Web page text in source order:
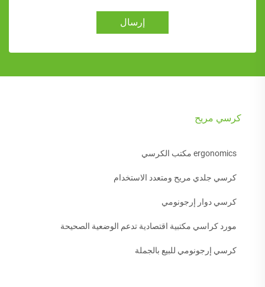
إرسال
كرسي مريح
ergonomics مكتب الكرسي
كرسي جلدي مريح ومتعدد الاستخدام
كرسي دوار إرجونومي
مورد كراسي مكتبية اقتصادية تدعم الوضعية الصحيحة
كرسي إرجونومي للبيع بالجملة